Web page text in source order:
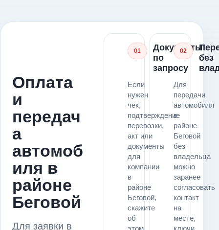
Оплата
и
передач
а
автомоб
иля в
районе
Беговой
Для заявки в
01
Документы
по
запросу
Если
нужен
чек,
подтверждение
перевозки,
акт или
документы
для
компании
в
районе
Беговой,
скажите
об
этом
02
без
Для
передачи
автомобиля
в
районе
Беговой
без
владельца
можно
заранее
согласовать
контакт
на
месте,
ключи,